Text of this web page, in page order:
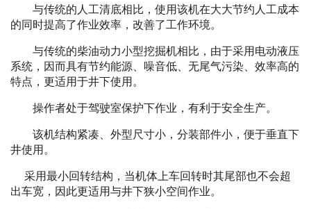
与传统的人工清底相比，使用该机在大大节约人工成本
的同时提高了作业效率，改善了工作环境。
与传统的柴油动力小型挖掘机相比，由于采用电动液压
系统，因而具有节约能源、噪音低、无尾气污染、效率高的
特点，更适用于井下使用。
操作者处于驾驶室保护下作业，有利于安全生产。
该机结构紧凑、外型尺寸小，分装部件小，便于垂直下
井使用。
采用最小回转结构，当机体上车回转时其尾部也不会超
出车宽，因此更适用与井下狭小空间作业。